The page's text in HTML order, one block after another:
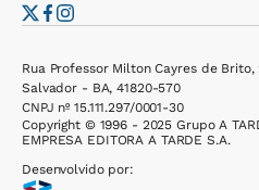
Rua Professor Milton Cayres de
Salvador - BA, 41820-570
CNPJ nº 15.111.297/0001-30
Copyright © 1996 - 2025 Grupo A
EMPRESA EDITORA A TARDE S.A.
Desenvolvido por: